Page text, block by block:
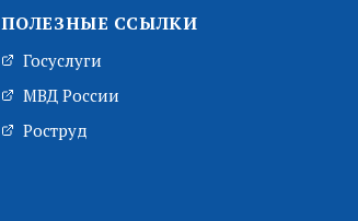
ПОЛЕЗНЫЕ ССЫЛКИ
Госуслуги
МВД России
Роструд